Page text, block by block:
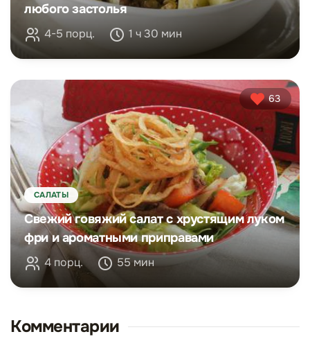
любого застолья
4-5 порц. 1 ч 30 мин
63
САЛАТЫ
Свежий говяжий салат с хрустящим луком
фри и ароматными приправами
4 порц. 55 мин
Комментарии